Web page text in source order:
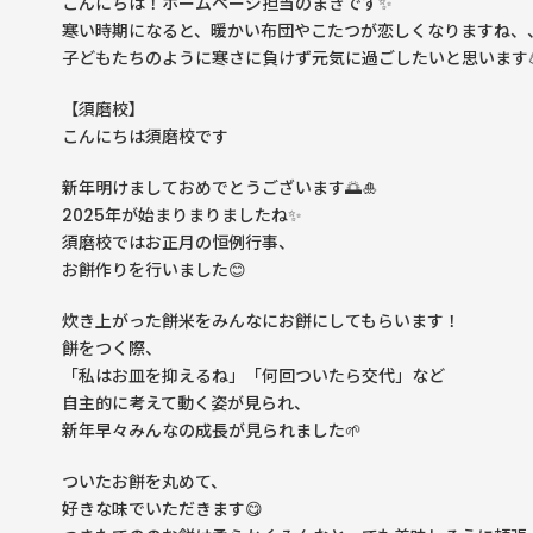
寒い時期になると、暖かい布団やこたつが恋しくなりますね、
子どもたちのように寒さに負けず元気に過ごしたいと思います
【須磨校】
こんにちは須磨校です
新年明けましておめでとうございます🌅🎍
2025年が始まりまりましたね✨
須磨校ではお正月の恒例行事、
お餅作りを行いました😊
炊き上がった餅米をみんなにお餅にしてもらいます！
餅をつく際、
「私はお皿を抑えるね」「何回ついたら交代」など
自主的に考えて動く姿が見られ、
新年早々みんなの成長が見られました🌱
ついたお餅を丸めて、
好きな味でいただきます😋